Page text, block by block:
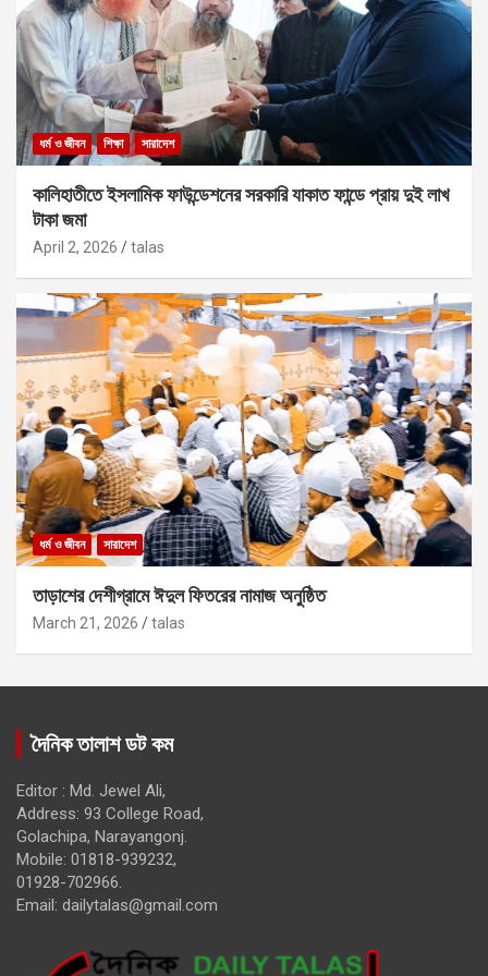
ধর্ম ও জীবন শিক্ষা সারাদেশ
কালিহাতীতে ইসলামিক ফাউন্ডেশনের সরকারি যাকাত ফান্ডে প্রায় দুই লাখ
টাকা জমা
April 2, 2026 talas
ধর্ম ও জীবন সারাদেশ
তাড়াশের দেশীগ্রামে ঈদুল ফিতরের নামাজ অনুষ্ঠিত
March 21, 2026 talas
দৈনিক তালাশ ডট কম
Editor : Md. Jewel Ali,
Address: 93 College Road,
Golachipa, Narayangonj.
Mobile: 01818-939232,
01928-702966.
Email: dailytalas@gmail.com